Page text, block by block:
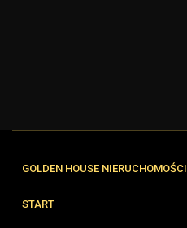
GOLDEN HOUSE NIERUCHOMOŚCI
START